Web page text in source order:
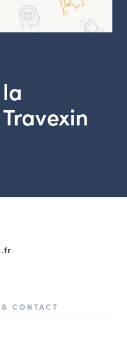
CONTACT